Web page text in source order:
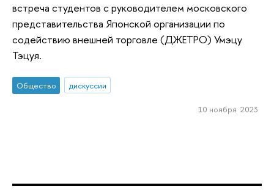
встреча студентов с руководителем московского
представительства Японской организации по
содействию внешней торговле (ДЖЕТРО) Умэцу
Тэцуя.
Общество дискуссии
10 ноября 2023